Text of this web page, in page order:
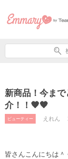
新商品！今ま
介！！🧡🧡
ビューティー えれん
皆さんこんにちは＾